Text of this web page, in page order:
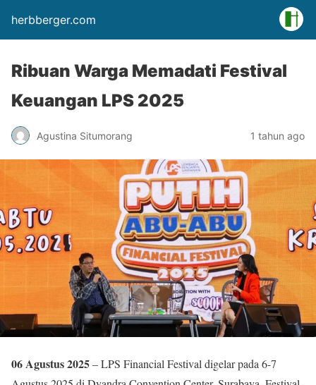
herbberger.com
Ribuan Warga Memadati Festival
Keuangan LPS 2025
Agustina Situmorang 1 tahun ago
06 Agustus 2025– LPS Financial Festival digelar pada 6-7